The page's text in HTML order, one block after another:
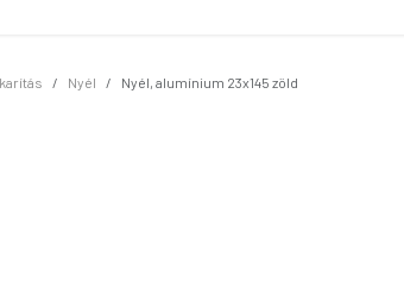
Nyél Nyél, alumínium 23x145 zöld